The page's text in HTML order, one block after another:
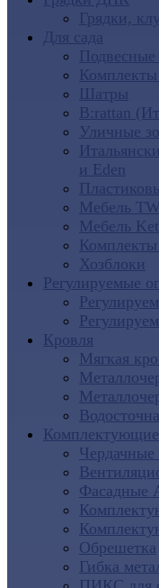
Грядки,
Для сада
Подвесные
Шатры
B:rattan
Уличные
и Eden
Мебель
Мебель
Хозблоки
Регулируемые
Кровля
Мягкая
Комплектующие
Фасадные
Обрешетка
Гибка